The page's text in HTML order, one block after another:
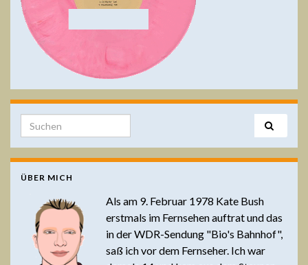
Search for:
ÜBER MICH
Als am 9. Februar 1978 Kate Bush
erstmals im Fernsehen auftrat und das
in der WDR-Sendung "Bio's Bahnhof",
saß ich vor dem Fernseher. Ich war